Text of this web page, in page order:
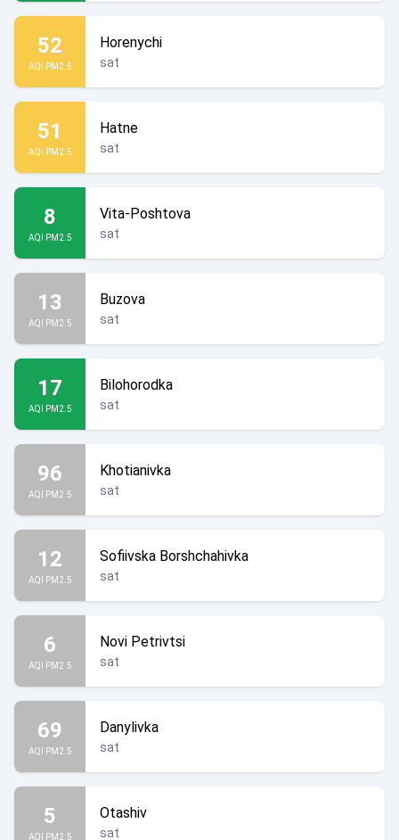
52
AQI PM2.5
Horenychi
sat
51
AQI PM2.5
Hatne
sat
8
AQI PM2.5
Vita-Poshtova
sat
13
AQI PM2.5
Buzova
sat
17
AQI PM2.5
Bilohorodka
sat
96
AQI PM2.5
Khotianivka
sat
12
AQI PM2.5
Sofiivska Borshchahivka
sat
6
AQI PM2.5
Novi Petrivtsi
sat
69
AQI PM2.5
Danylivka
sat
5
AQI PM2.5
Otashiv
sat